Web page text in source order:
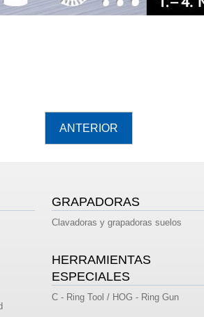
GRAPADORAS
Clavadoras y grapadoras suelos
HERRAMIENTAS
ESPECIALES
C - Ring Tool / HOG - Ring Gun